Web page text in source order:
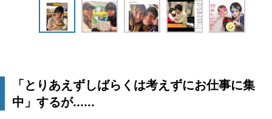
「とりあえずしばらくは考えずにお仕事に集
中」するが......